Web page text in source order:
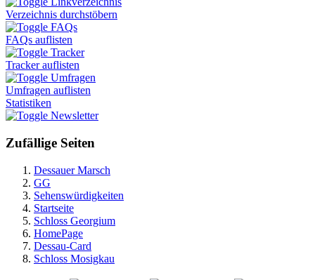
Verzeichnis durchstöbern
FAQs
FAQs auflisten
Tracker
Tracker auflisten
Umfragen
Umfragen auflisten
Statistiken
Newsletter
Zufällige Seiten
Dessauer Marsch
GG
Sehenswürdigkeiten
Startseite
Schloss Georgium
HomePage
Dessau-Card
Schloss Mosigkau